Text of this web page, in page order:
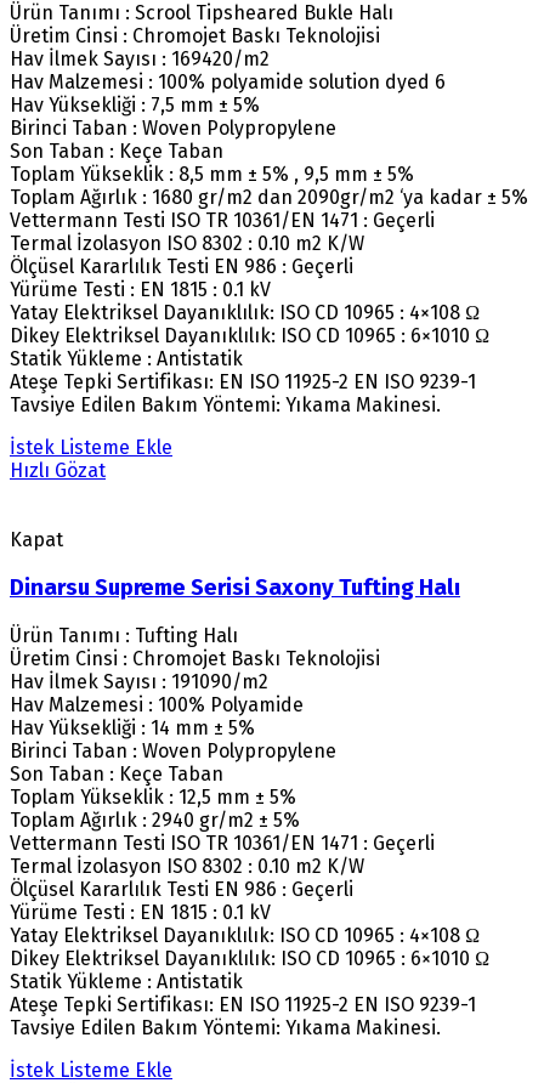
Ürün Tanımı : Scrool Tipsheared Bukle Halı
Üretim Cinsi : Chromojet Baskı Teknolojisi
Hav İlmek Sayısı : 169420/m2
Hav Malzemesi : 100% polyamide solution dyed 6
Hav Yüksekliği : 7,5 mm ± 5%
Birinci Taban : Woven Polypropylene
Son Taban : Keçe Taban
Toplam Yükseklik : 8,5 mm ± 5% , 9,5 mm ± 5%
Toplam Ağırlık : 1680 gr/m2 dan 2090gr/m2 ‘ya kadar ± 5%
Vettermann Testi ISO TR 10361/EN 1471 : Geçerli
Termal İzolasyon ISO 8302 : 0.10 m2 K/W
Ölçüsel Kararlılık Testi EN 986 : Geçerli
Yürüme Testi : EN 1815 : 0.1 kV
Yatay Elektriksel Dayanıklılık: ISO CD 10965 : 4×108 Ω
Dikey Elektriksel Dayanıklılık: ISO CD 10965 : 6×1010 Ω
Statik Yükleme : Antistatik
Ateşe Tepki Sertifikası: EN ISO 11925-2 EN ISO 9239-1
Tavsiye Edilen Bakım Yöntemi: Yıkama Makinesi.
İstek Listeme Ekle
Hızlı Gözat
Kapat
Dinarsu Supreme Serisi Saxony Tufting Halı
Ürün Tanımı : Tufting Halı
Üretim Cinsi : Chromojet Baskı Teknolojisi
Hav İlmek Sayısı : 191090/m2
Hav Malzemesi : 100% Polyamide
Hav Yüksekliği : 14 mm ± 5%
Birinci Taban : Woven Polypropylene
Son Taban : Keçe Taban
Toplam Yükseklik : 12,5 mm ± 5%
Toplam Ağırlık : 2940 gr/m2 ± 5%
Vettermann Testi ISO TR 10361/EN 1471 : Geçerli
Termal İzolasyon ISO 8302 : 0.10 m2 K/W
Ölçüsel Kararlılık Testi EN 986 : Geçerli
Yürüme Testi : EN 1815 : 0.1 kV
Yatay Elektriksel Dayanıklılık: ISO CD 10965 : 4×108 Ω
Dikey Elektriksel Dayanıklılık: ISO CD 10965 : 6×1010 Ω
Statik Yükleme : Antistatik
Ateşe Tepki Sertifikası: EN ISO 11925-2 EN ISO 9239-1
Tavsiye Edilen Bakım Yöntemi: Yıkama Makinesi.
İstek Listeme Ekle